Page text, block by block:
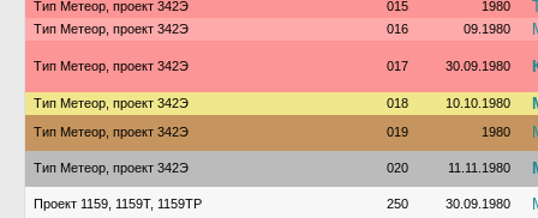
Тип Метеор, проект 342Э 015 1980
Тип Метеор, проект 342Э 016 09.1980
Тип Метеор, проект 342Э 017 30.09.1980
Тип Метеор, проект 342Э 018 10.10.1980
Тип Метеор, проект 342Э 019 1980
Тип Метеор, проект 342Э 020 11.11.1980
Проект 1159, 1159Т, 1159ТР 250 30.09.1980